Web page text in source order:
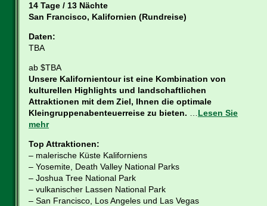
14 Tage / 13 Nächte
San Francisco, Kalifornien (Rundreise)
Daten:
TBA
ab $TBA
Unsere Kalifornientour ist eine Kombination von
kulturellen Highlights und landschaftlichen
Attraktionen mit dem Ziel, Ihnen die optimale
Kleingruppenabenteuerreise zu bieten.
Lesen Sie
mehr
Top Attraktionen:
– malerische Küste Kaliforniens
– Yosemite, Death Valley National Parks
– Joshua Tree National Park
– vulkanischer Lassen National Park
– San Francisco, Los Angeles und Las Vegas